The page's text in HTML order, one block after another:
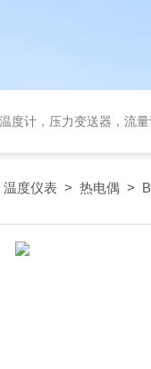
度计，压力变送器，流
温度仪表 > 热电偶 > B